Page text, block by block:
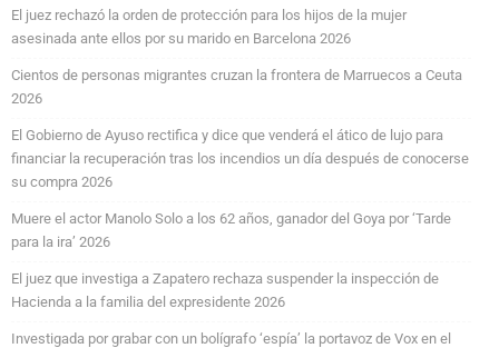
El juez rechazó la orden de protección para los hijos de la mujer
asesinada ante ellos por su marido en Barcelona 2026
Cientos de personas migrantes cruzan la frontera de Marruecos a Ceuta
2026
El Gobierno de Ayuso rectifica y dice que venderá el ático de lujo para
financiar la recuperación tras los incendios un día después de conocerse
su compra 2026
Muere el actor Manolo Solo a los 62 años, ganador del Goya por ‘Tarde
para la ira’ 2026
El juez que investiga a Zapatero rechaza suspender la inspección de
Hacienda a la familia del expresidente 2026
Investigada por grabar con un bolígrafo ‘espía’ la portavoz de Vox en el